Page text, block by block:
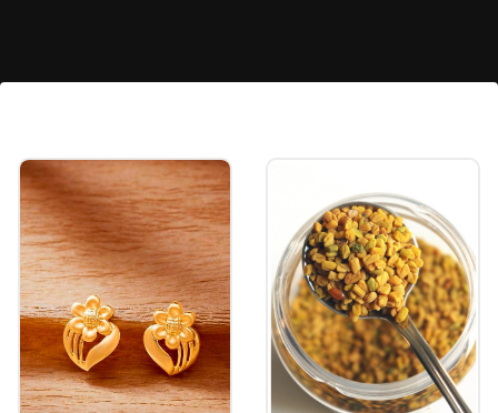
ఆలివ్ ఆయిల్‌లోని పాలీఫెనాల్స్ ఆక్సిడేటివ్ స్ట్రెస్‌ను
తగ్గిస్తాయి. దీర్ఘకాలిక వ్యాధుల ప్రమాదాన్ని తగ్గించడంలో
కూడా సహాయపడతాయి.
Image credits: Getty